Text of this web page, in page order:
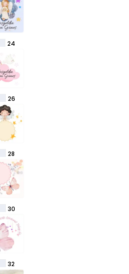
24
26
28
30
32